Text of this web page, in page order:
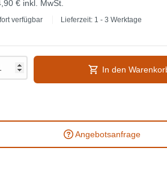
€ inkl. MwSt.
verfügbar Lieferzeit: 1 - 3 Werktage
In den
Angebotsanfrage